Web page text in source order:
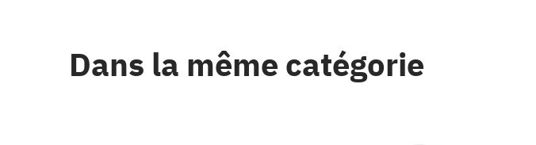
Dans la même catégorie